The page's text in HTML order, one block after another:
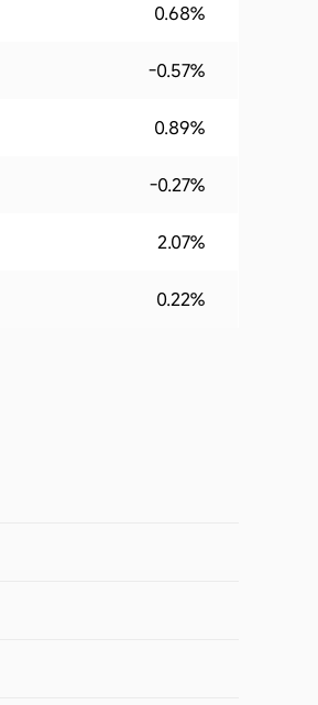
0.68%
-0.57%
0.89%
-0.27%
2.07%
0.22%